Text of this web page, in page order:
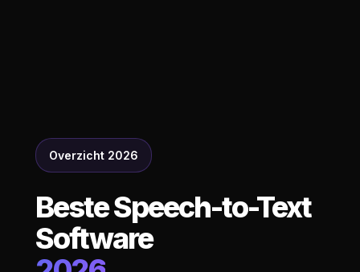
Overzicht 2026
Beste Speech-to-Text
Software